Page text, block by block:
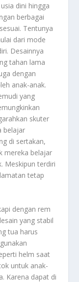
dini hingga
berbagai
Tentunya
dari mode
Desainnya
tahan lama
dengan
anak-anak.
yang
skuter
belajar
di sertakan,
mereka belajar
Meskipun terdiri
tetap
dengan rem
yang stabil
tua harus
helm saat
untuk anak-
Karena dapat di